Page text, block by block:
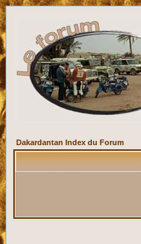
Dakardantan Index du Forum